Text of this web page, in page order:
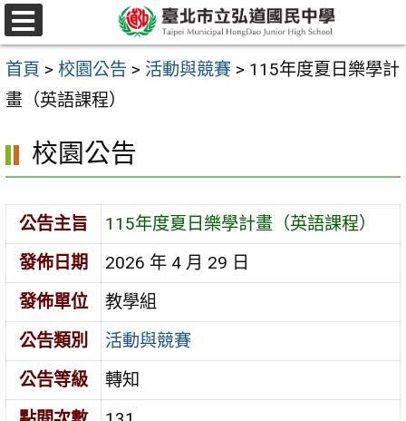
跳
至
主
要
容
區
選
單
首頁 > 校園公告 > 活動與競賽 > 115年度夏日樂學計
畫（英語課程）
校園公告
公告主旨
115年度夏日樂學計畫（英語課程）
發佈日期
2026 年 4 月 29 日
發佈單位
教學組
公告類別
活動與競賽
公告等級
轉知